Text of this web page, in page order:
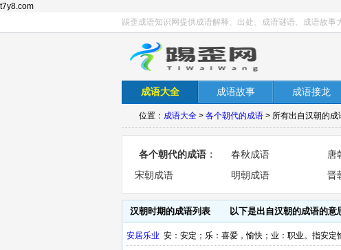
t7y8.com
踢歪成语知识网提供成语解释、出处、成语谜语、成语故事
成语大全 成语故事 成语接龙
位置： 成语大全 > 各个朝代的成语 > 所有出自汉朝的成
各个朝代的成语 ： 春秋成语 唐
宋朝成语
明朝成语 晋
汉朝时期的成语列表 以下是出自汉朝的成语的意
安居乐业 安：安定；乐：喜爱，愉快；业：职业。指安定